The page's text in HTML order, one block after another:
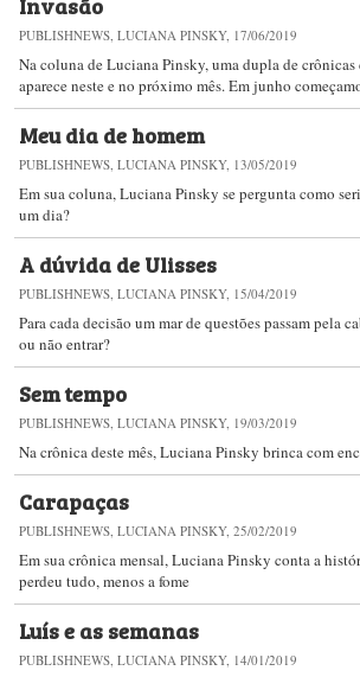
PUBLISHNEWS, LUCIANA PINSKY, 17/06/2019
Na coluna de Luciana Pinsky, uma dupla de crônicas
aparece neste e no próximo mês. Em junho
Meu dia de homem
PUBLISHNEWS, LUCIANA PINSKY, 13/05/2019
Em sua coluna, Luciana Pinsky se pergunta como
um dia?
A dúvida de Ulisses
PUBLISHNEWS, LUCIANA PINSKY, 15/04/2019
Para cada decisão um mar de questões passam pela
ou não entrar?
Sem tempo
PUBLISHNEWS, LUCIANA PINSKY, 19/03/2019
Na crônica deste mês, Luciana Pinsky brinca com
Carapaças
PUBLISHNEWS, LUCIANA PINSKY, 25/02/2019
Em sua crônica mensal, Luciana Pinsky conta a
perdeu tudo, menos a fome
Luís e as semanas
PUBLISHNEWS, LUCIANA PINSKY, 14/01/2019